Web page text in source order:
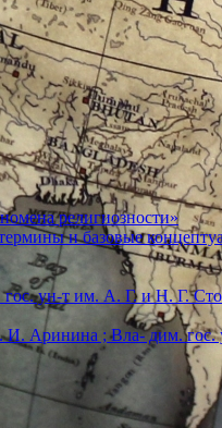
религиозности»
и базовые
ун-т им. А. Г. и Н. Г.
И. Аринина ; Вла- дим.